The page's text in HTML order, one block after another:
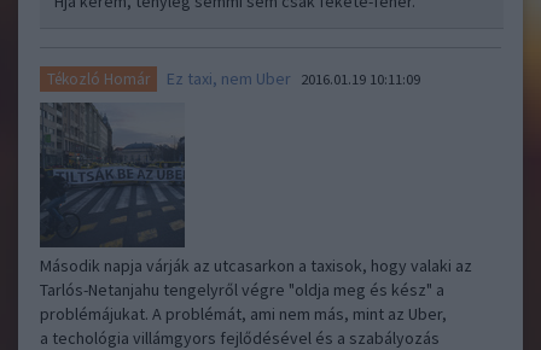
Tékozló Homár Ez taxi, nem Uber 2016.01.19 10:11:09
Második napja várják az utcasarkon a taxisok, hogy valaki az
Tarlós-Netanjahu tengelyről végre "oldja meg és kész" a
problémájukat. A problémát, ami nem más, mint az Uber,
a techológia villámgyors fejlődésével és a szabályozás